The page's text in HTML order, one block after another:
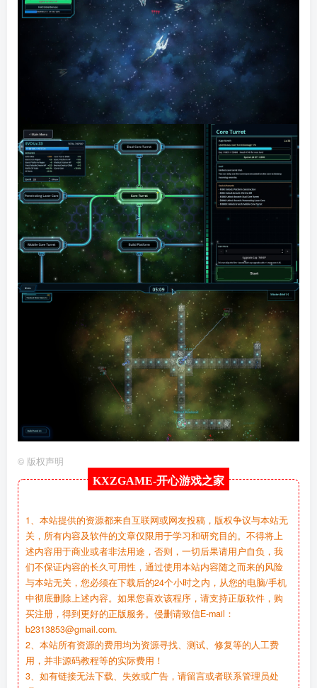
© 版权声明
KXZGAME-开心游戏之家
1、本站提供的资源都来自互联网或网友投稿，版权争议与本站无
关，所有内容及软件的文章仅限用于学习和研究目的。不得将上
述内容用于商业或者非法用途，否则，一切后果请用户自负，我
们不保证内容的长久可用性，通过使用本站内容随之而来的风险
与本站无关，您必须在下载后的24个小时之内，从您的电脑/手机
中彻底删除上述内容。如果您喜欢该程序，请支持正版软件，购
买注册，得到更好的正版服务。侵删请致信E-mail：
b2313853@gmail.com.
2、本站所有资源的费用均为资源寻找、测试、修复等的人工费
用，并非源码教程等的实际费用！
3、如有链接无法下载、失效或广告，请留言或者联系管理员处